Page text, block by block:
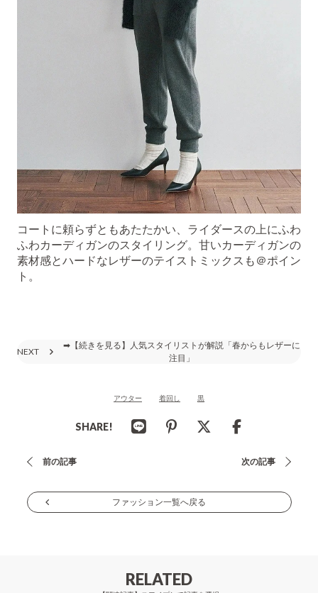
コートに頼らずともあたたかい、ライダースの上にふわ
ふわカーディガンのスタイリング。甘いカーディガンの
素材感とハードなレザーのテイストミックスも＠ポイン
ト。
NEXT
➡【続きを見る】人気スタイリストが解説「春からもレザーに
注目」
アウター 着回し 黒
SHARE!
投
ナ
前の記事 次の記事
ファッション一覧へ戻る
RELATED